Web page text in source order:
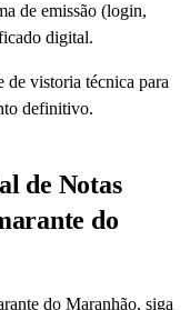
de emissão (login,
digital.
de vistoria técnica para
definitivo.
de Notas
do
do Maranhão, siga